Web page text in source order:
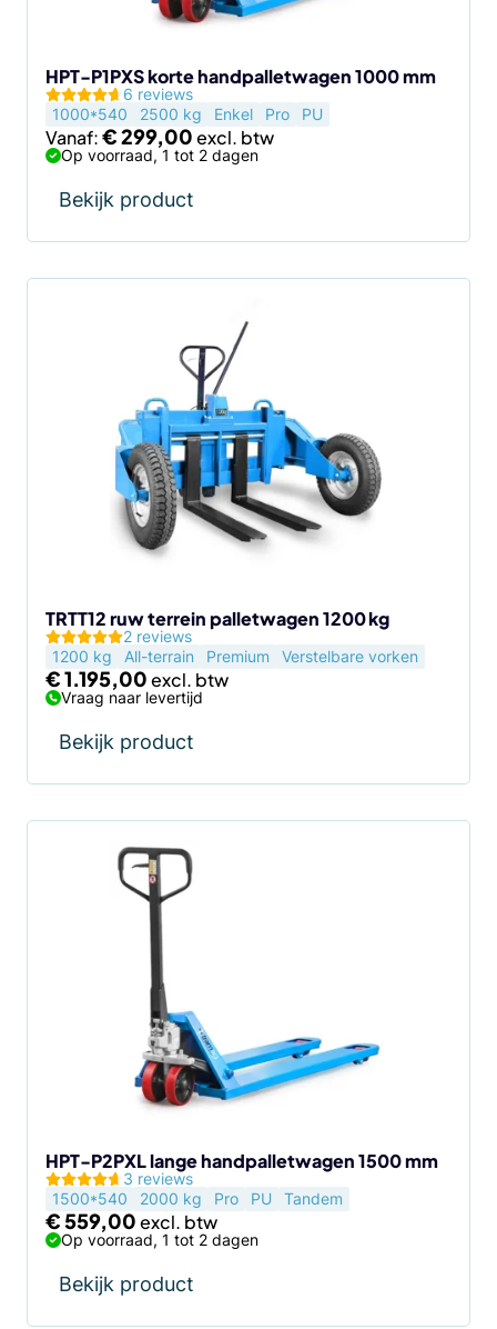
HPT-P1PXS korte handpalletwagen 1000 mm
6 reviews
1000*540
2500 kg Enkel Pro PU
Vanaf:€299,00
Op voorraad, 1 tot 2 dagen
Bekijk product
TRTT12 ruw terrein palletwagen 1200 kg
2 reviews
1200 kg
All-terrain Premium Verstelbare vorken
€1.195,00
Vraag naar levertijd
Bekijk product
HPT-P2PXL lange handpalletwagen 1500 mm
3 reviews
1500*540
2000 kg Pro PU Tandem
€559,00
Op voorraad, 1 tot 2 dagen
Bekijk product